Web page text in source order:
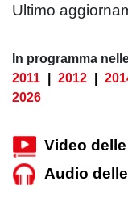
Ultimo
In programma
2011
2012
2026
Video
Audio